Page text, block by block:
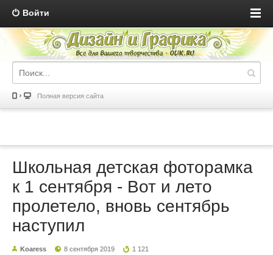
Войти
Полная версия сайта
Школьная детская фоторамка
к 1 сентября - Вот и лето
пролетело, вновь сентябрь
наступил
Koaress 8 сентября 2019 1 121